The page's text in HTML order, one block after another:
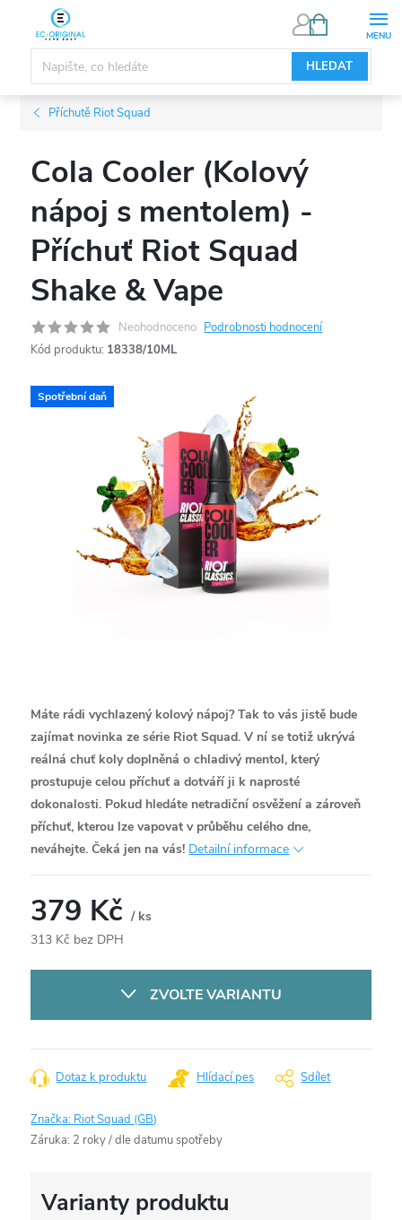
obsah
HLEDAT
NÁKUPNÍ
Příchutě Riot Squad
Cola Cooler (Kolový
nápoj s mentolem) -
Příchuť Riot Squad
Shake & Vape
Neohodnoceno Podrobnosti hodnocení
Kód produktu: 18338/10ML
Spotřební daň
Máte rádi vychlazený kolový nápoj? Tak to vás jistě bude
zajímat novinka ze série Riot Squad. V ní se totiž ukrývá
reálná chuť koly doplněná o chladivý mentol, který
prostupuje celou příchuť a dotváří ji k naprosté
dokonalosti. Pokud hledáte netradiční osvěžení a zároveň
příchuť, kterou lze vapovat v průběhu celého dne,
neváhejte. Čeká jen na vás! Detailní informace
379 Kč/ ks
313 Kč bez DPH
ZVOLTE VARIANTU
Dotaz k produktu Hlídací pes Sdílet
Značka: Riot Squad (GB)
Záruka: 2 roky / dle datumu spotřeby